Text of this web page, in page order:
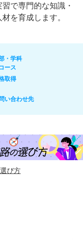
で専門的な知識・
を育成します。
・学科
ース
取得
い合わせ先
び方